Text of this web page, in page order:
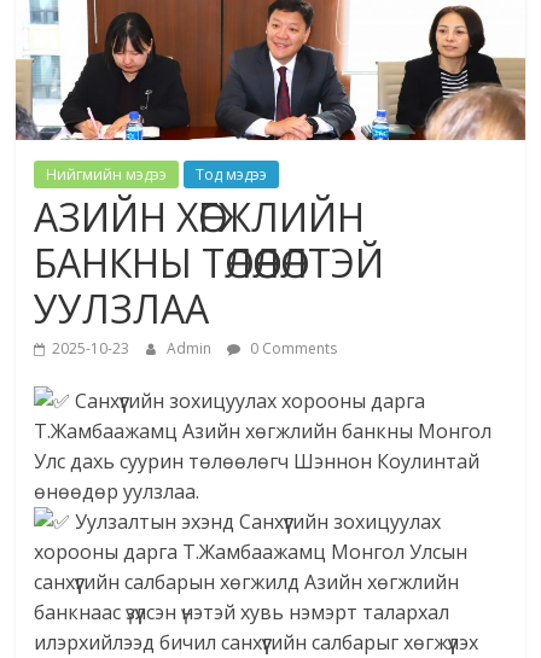
Нийгмийн мэдээ Тод мэдээ
АЗИЙН ХӨГЖЛИЙН
БАНКНЫ ТӨЛӨӨЛӨЛТЭЙ
УУЛЗЛАА
2025-10-23 Admin 0 Comments
Санхүүгийн зохицуулах хорооны дарга
Т.Жамбаажамц Азийн хөгжлийн банкны Монгол
Улс дахь суурин төлөөлөгч Шэннон Коулинтай
өнөөдөр уулзлаа.
Уулзалтын эхэнд Санхүүгийн зохицуулах
хорооны дарга Т.Жамбаажамц Монгол Улсын
санхүүгийн салбарын хөгжилд Азийн хөгжлийн
банкнаас үзүүлсэн үнэтэй хувь нэмэрт талархал
илэрхийлээд бичил санхүүгийн салбарыг хөгжүүлэх